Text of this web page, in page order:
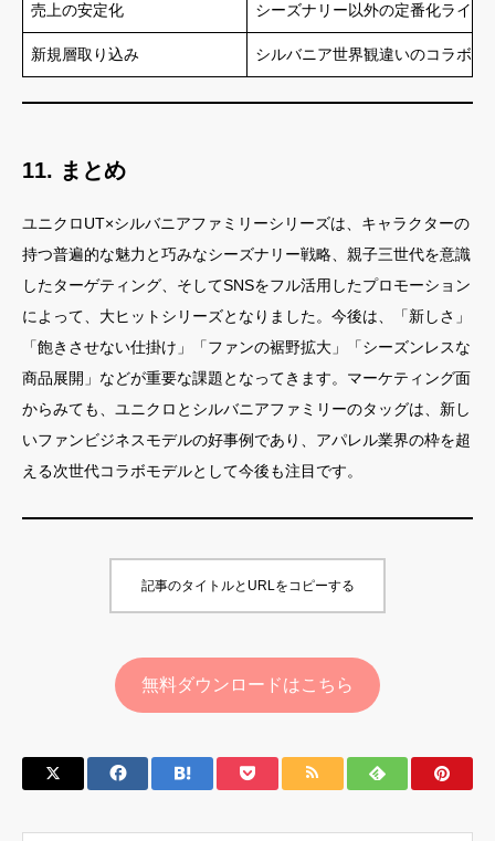
売上の安定化 シーズナリー以外の定番化ライン
新規層取り込み シルバニア世界観違いのコラボ・
11. まとめ
ユニクロUT×シルバニアファミリーシリーズは、キャラクターの
持つ普遍的な魅力と巧みなシーズナリー戦略、親子三世代を意識
したターゲティング、そしてSNSをフル活用したプロモーション
によって、大ヒットシリーズとなりました。今後は、「新しさ」
「飽きさせない仕掛け」「ファンの裾野拡大」「シーズンレスな
商品展開」などが重要な課題となってきます。マーケティング面
からみても、ユニクロとシルバニアファミリーのタッグは、新し
いファンビジネスモデルの好事例であり、アパレル業界の枠を超
える次世代コラボモデルとして今後も注目です。
記事のタイトルとURLをコピーする
無料ダウンロードはこちら